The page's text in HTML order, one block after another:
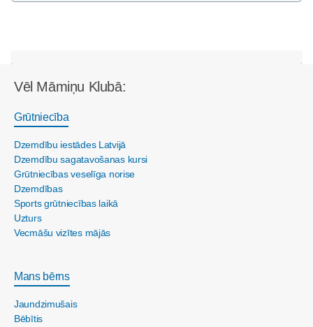
Vēl Māmiņu Klubā:
Grūtniecība
Dzemdību iestādes Latvijā
Dzemdību sagatavošanas kursi
Grūtniecības veselīga norise
Dzemdības
Sports grūtniecības laikā
Uzturs
Vecmāšu vizītes mājās
Mans bērns
Jaundzimušais
Bēbītis